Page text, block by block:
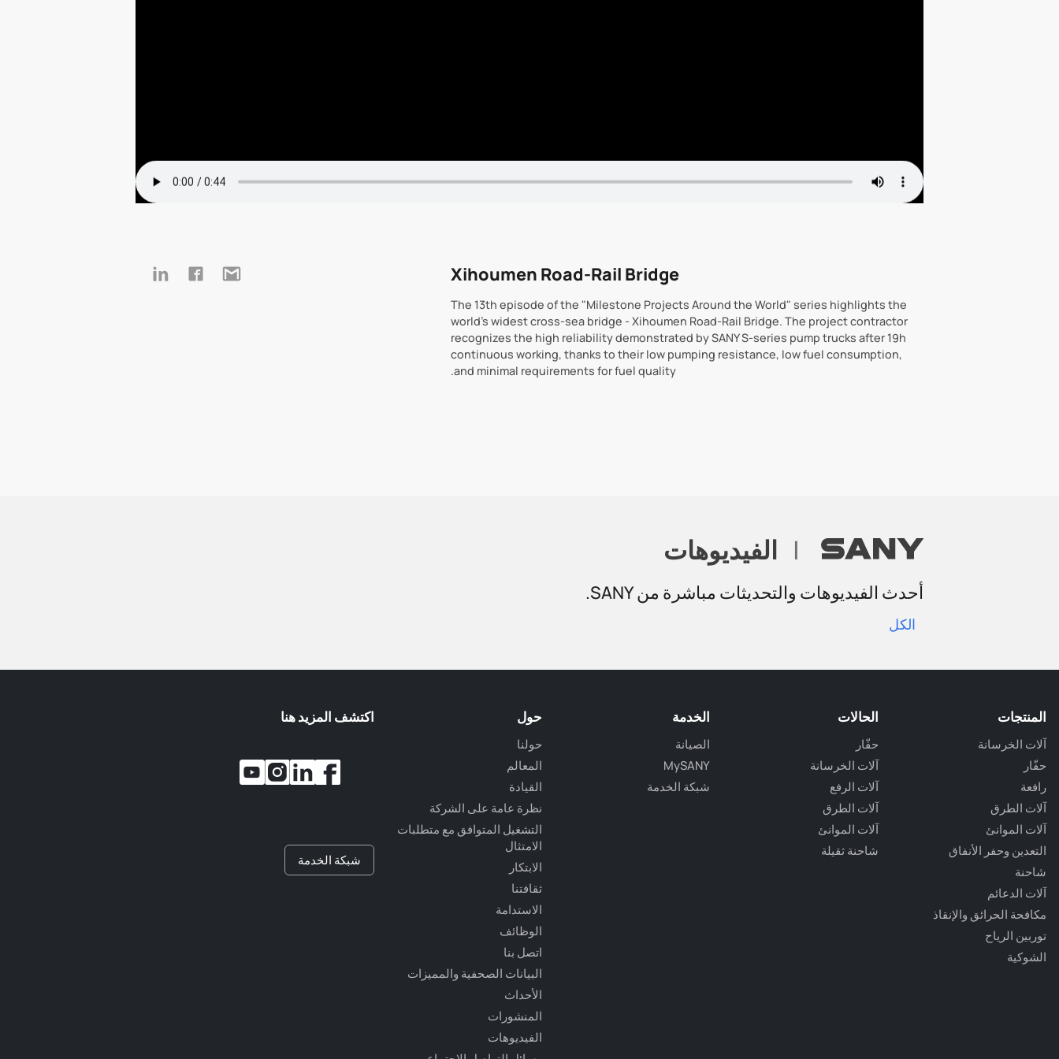
Xihoumen Road-Rail Bridge
The 13th episode of the "Milestone Projects Around the World" series highlights the
world's widest cross-sea bridge - Xihoumen Road-Rail Bridge. The project contractor
recognizes the high reliability demonstrated by SANY S-series pump trucks after 19h
continuous working, thanks to their low pumping resistance, low fuel consumption,
and minimal requirements for fuel quality.
| الفيديوهات
أحدث الفيديوهات والتحديثات مباشرة من SANY.
الكل
المنتجات
آلات الخرسانة
حفّار
رافعة
آلات الطرق
آلات الموانئ
التعدين وحفر الأنفاق
شاحنة
آلات الدعائم
مكافحة الحرائق والإنقاذ
توربين الرياح
الشوكية
الحالات
حفّار
آلات الخرسانة
آلات الرفع
آلات الطرق
آلات الموانئ
شاحنة ثقيلة
الخدمة
الصيانة
MySANY
شبكة الخدمة
حول
حولنا
المعالم
القيادة
نظرة عامة على الشركة
التشغيل المتوافق مع متطلبات
الامتثال
الابتكار
ثقافتنا
الاستدامة
الوظائف
اتصل بنا
البيانات الصحفية والمميزات
الأحداث
المنشورات
الفيديوهات
اكتشف المزيد هنا
شبكة الخدمة